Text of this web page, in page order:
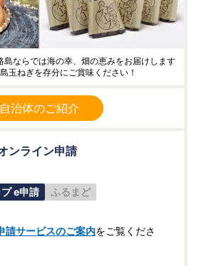
島ならでは海の幸、畑の恵みをお届けします
玉ねぎを存分にご賞味ください！
自治体のご紹介
ンライン申請
e申請
ふるまど
請サービスのご案内をご覧くださ